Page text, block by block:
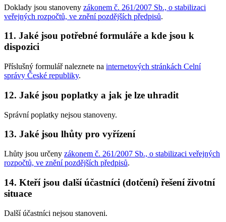
Doklady jsou stanoveny zákonem č. 261/2007 Sb., o stabilizaci
veřejných rozpočtů, ve znění pozdějších předpisů.
11. Jaké jsou potřebné formuláře a kde jsou k
dispozici
Příslušný formulář naleznete na internetových stránkách Celní
správy České republiky.
12. Jaké jsou poplatky a jak je lze uhradit
Správní poplatky nejsou stanoveny.
13. Jaké jsou lhůty pro vyřízení
Lhůty jsou určeny zákonem č. 261/2007 Sb., o stabilizaci veřejných
rozpočtů, ve znění pozdějších předpisů.
14. Kteří jsou další účastníci (dotčení) řešení životní
situace
Další účastníci nejsou stanoveni.